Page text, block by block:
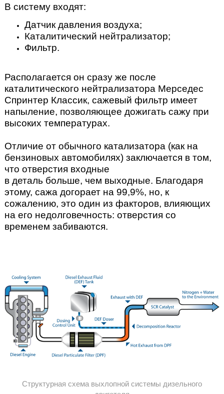
В систему входят:
Датчик давления воздуха;
Каталитический нейтрализатор;
Фильтр.
Располагается он сразу же после
каталитического нейтрализатора Мерседес
Спринтер Классик, сажевый фильтр имеет
напыление, позволяющее дожигать сажу при
высоких температурах.
Отличие от обычного катализатора (как на
бензиновых автомобилях) заключается в том,
что отверстия входные
в деталь больше, чем выходные. Благодаря
этому, сажа догорает на 99,9%, но, к
сожалению, это один из факторов, влияющих
на его недолговечность: отверстия со
временем забиваются.
Структурная схема выхлопной системы дизельного